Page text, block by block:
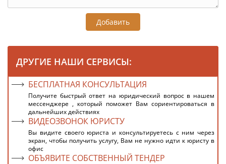
Добавить
ДРУГИЕ НАШИ СЕРВИСЫ:
БЕСПЛАТНАЯ КОНСУЛЬТАЦИЯ
Получите быстрый ответ на юридический вопрос в нашем
мессенджере , который поможет Вам сориентироваться в
дальнейших действиях
ВИДЕОЗВОНОК ЮРИСТУ
Вы видите своего юриста и консультируетесь с ним через
экран, чтобы получить услугу, Вам не нужно идти к юристу в
офис
ОБЪЯВИТЕ СОБСТВЕННЫЙ ТЕНДЕР